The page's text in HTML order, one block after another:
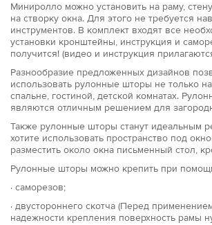
Миниролло можно установить на раму,
на створку окна. Для этого не требуется
инструментов. В комплект входят все
установки кронштейны, инструкция и
получится! (видео и инструкция
Разнообразие предложенных дизайнов
использовать рулонные шторы не только
спальне, гостиной, детской комнатах.
являются отличным решением для
Также рулонные шторы станут идеальным
хотите использовать пространство под
разместить около окна письменный стол,
Рулонные шторы можно крепить при
· саморезов;
· двустороннего скотча (Перед
надежности крепления поверхность рамы